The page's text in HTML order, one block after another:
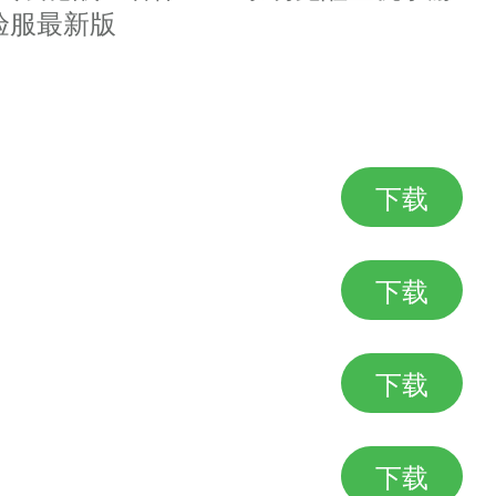
了一个个足以抗衡世界的兵团组
，堕落天使，后裔，嫦娥，太阳
服最新版
下载
下载
下载
下载